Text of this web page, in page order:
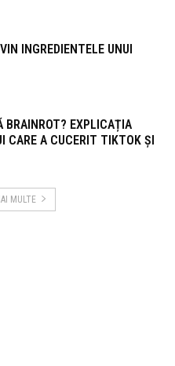
INGREDIENTELE UNUI
BRAINROT? EXPLICAȚIA
CARE A CUCERIT TIKTOK ȘI
MULTE